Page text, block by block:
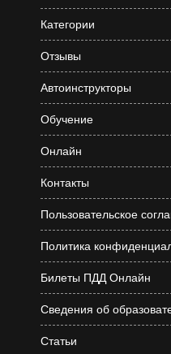
Категории
Отзывы
Автоинструкторы
Обучение
Онлайн
Контакты
Пользовательское
Политика
Билеты ПДД Онлайн
Сведения об
Статьи